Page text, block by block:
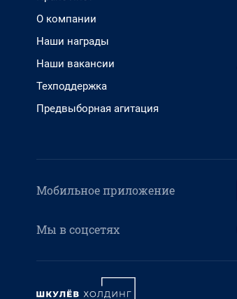
О компании
Наши награды
Наши вакансии
Техподдержка
Предвыборная агитация
Мобильное приложение
Мы в соцсетях